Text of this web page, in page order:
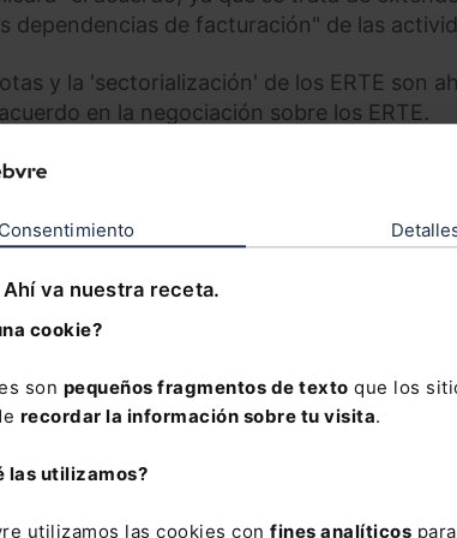
Consentimiento
va nuestra receta.
cookie?
son pequeños fragmentos de texto que los
recordar la información sobre tu visita.
las utilizamos?
utilizamos las cookies con fines analíticos
dependencias de facturación" de las
y la 'sectorialización' de los ERTE son
en la negociación sobre los ERTE.
general de UGT, Pepe Álvarez, se ha
de que el Gobierno tendrá que hacer
llegar a un acuerdo con los agentes